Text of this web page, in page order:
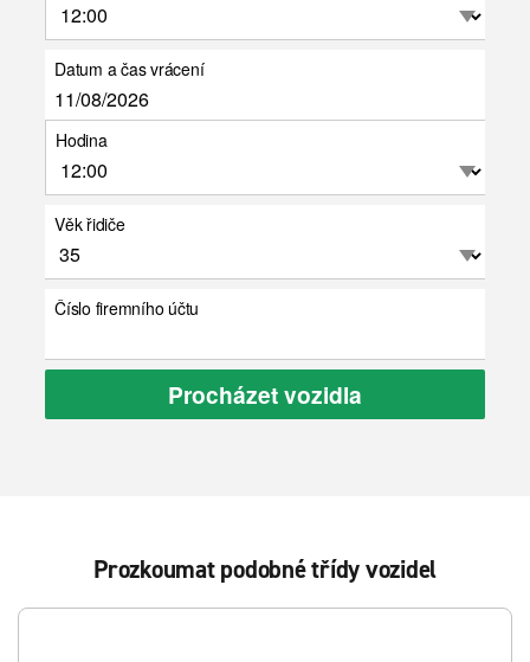
Datum a čas vrácení
Hodina
Věk řidiče
Číslo firemního účtu
Procházet vozidla
Prozkoumat podobné třídy vozidel